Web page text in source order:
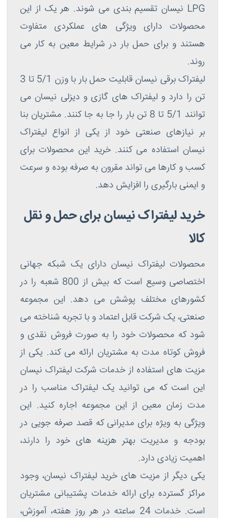
LPG نیسان تقسیم بندی می شوند. هر یک از این
محصولات دارای ویژگی های عملکردی متفاوت
هستند و برای حمل بار در شرایط معین به کار می
روند.
لیفتراک برقی نیسان قابلیت حمل بار با وزن 5/1 تا 3
تن را دارد و لیفتراک های گازی و دیزلی نیسان می
توانند 5/1 تا 8 تن بار را جا به جا کنند. مشتریان بنا
بر نیازهای صنعتی خود از یکی از انواع لیفتراک
نیسان استفاده می کنند. خرید این محصولات برای
کسب و کارها می تواند مقرون به صرفه بوده و سرعت
و ایمنی بارگیری را افزایش دهد.
خرید لیفتراک نیسان برای حمل و نقل
کالا
محصولات لیفتراک نیسان دارای یک شبکه جهانی
اختصاصی وسیع است که بیش از 800 شعبه را در
کشورهای مختلف پوشش می دهد. این مجموعه
صنعتی، یک شرکت قابل اعتماد و با تجربه شناخته می
شود که محصولات خود را به صورت فروش نقدی و
فروش کوتاه مدت به مشتریان ارائه می کند. یکی از
مزیت های استفاده از خدمات شرکت لیفتراک نیسان
این است که می توانید یک لیفتراک مناسب را در
مدت زمان معین از این مجموعه اجاره کنید. این
ویژگی به ویژه برای مدیرانی که قصد صرفه جویی در
بودجه و مدیریت بهتر هزینه های خود را دارند،
اهمیت زیادی دارد.
یکی دیگر از مزیت های خرید لیفتراک نیسان، وجود
مراکز گسترده برای ارائه خدمات پشتیبانی مشتریان
است. خدمات 24 ساعته در هر روز هفته، آموزش،